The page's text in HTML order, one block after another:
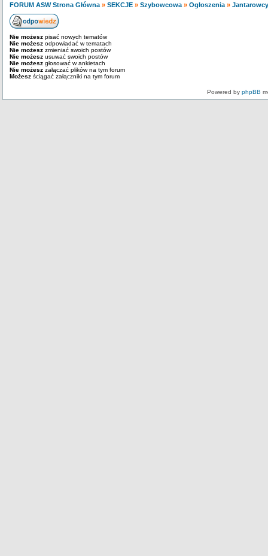
FORUM ASW Strona Główna » SEKCJE » Szybowcowa » Ogłoszenia »
Nie możesz pisać nowych tematów
Nie możesz odpowiadać w tematach
Nie możesz zmieniać swoich postów
Nie możesz usuwać swoich postów
Nie możesz głosować w ankietach
Nie możesz załączać plików na tym forum
Możesz ściągać załączniki na tym forum
Powered by phpBB